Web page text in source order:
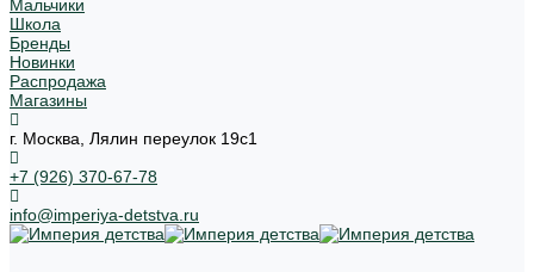
Мальчики
Школа
Бренды
Новинки
Распродажа
Магазины
г. Москва, Лялин переулок 19с1
+7 (926) 370-67-78
info@imperiya-detstva.ru